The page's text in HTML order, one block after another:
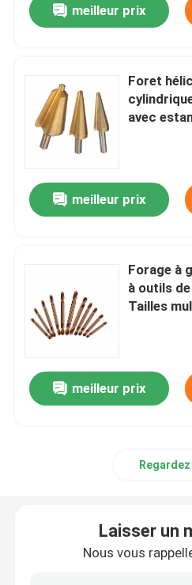
meilleur prix
Foret
avec
meilleur prix
Forage à
à outils
Tailles
meilleur prix
Laisser un
Nous vous